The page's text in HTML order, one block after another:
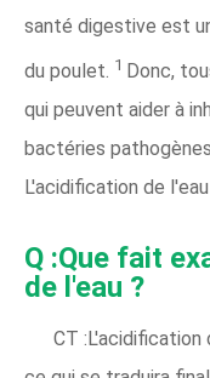
santé digestive est
du poulet. 1 Donc,
qui peuvent aider à
bactéries
L'acidification de
Q :Que fait
de l'eau ?
CT